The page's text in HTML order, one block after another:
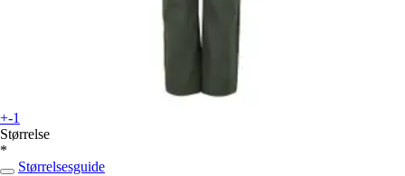
+-1
Størrelse
*
Størrelsesguide